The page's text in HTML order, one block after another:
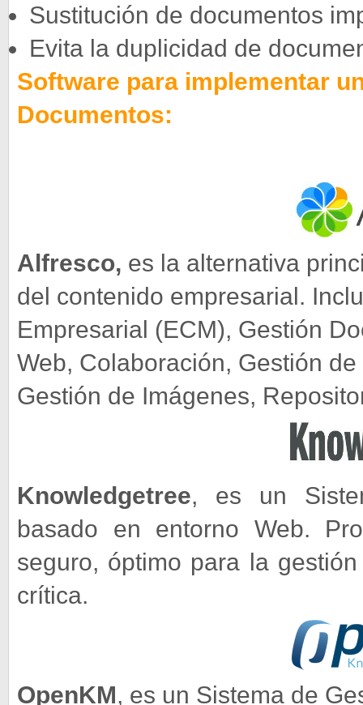
Sustitución de documentos
Evita la duplicidad de
Software para implementar
Documentos:
Alfresco, es la alternativa
del contenido empresarial.
Empresarial (ECM), Gestión
Web, Colaboración, Gestión
Gestión de Imágenes,
Knowledgetree, es un
basado en entorno Web.
seguro, óptimo para la
crítica.
OpenKM, es un Sistema de